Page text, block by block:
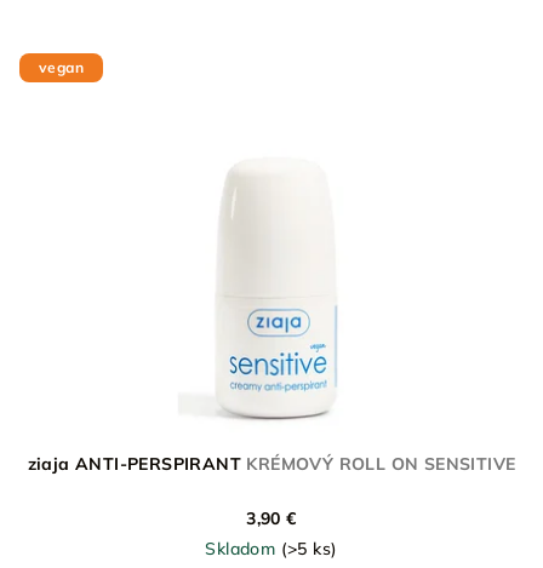
vegan
ziaja ANTI-PERSPIRANT KRÉMOVÝ ROLL ON SENSITIVE
3,90 €
Skladom (>5 ks)